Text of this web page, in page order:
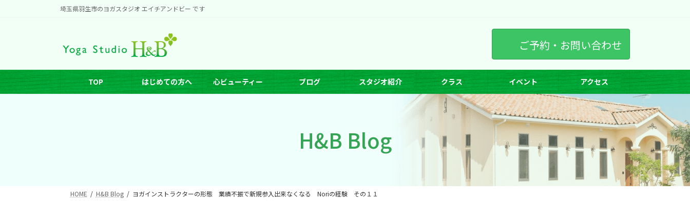
ツ
へ
ス
シ
ョ
ン
埼玉県羽生市のヨガスタジオ エイチアンドビー です
ご予約・お問い合わせ
TOP はじめての方へ 心ビューティー ブログ スタジオ紹介 クラス イベント アクセス
H&B Blog
HOME H&B Blog ヨガインストラクターの形態 業績不振で新規参入出来なくなる Noriの経験 その１１